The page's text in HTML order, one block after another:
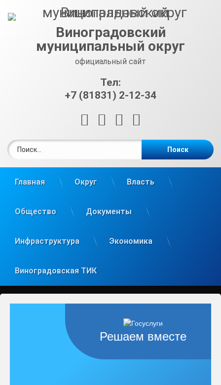
Виноградовский
муниципальный округ
официальный сайт
Тел:
+7 (81831) 2-12-34
RSS E-mailВКонтакте
Главная Округ Власть
Общество Документы
Инфраструктура Экономика
Виноградовская ТИК
Решаем вместе